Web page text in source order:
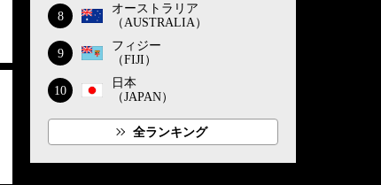
8
オーストラリア
（AUSTRALIA）
9
フィジー
（FIJI）
10
日本
（JAPAN）
全ランキング